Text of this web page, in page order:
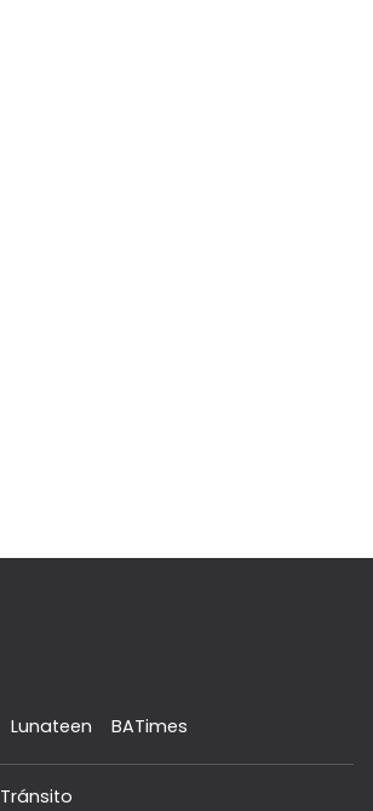
Lunateen BATimes
Tránsito